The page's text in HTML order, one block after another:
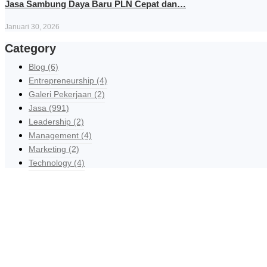
Jasa Sambung Daya Baru PLN Cepat dan…
Januari 30, 2026
Category
Blog (6)
Entrepreneurship (4)
Galeri Pekerjaan (2)
Jasa (991)
Leadership (2)
Management (4)
Marketing (2)
Technology (4)